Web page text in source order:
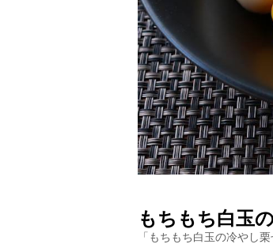
もちもち白玉
「もちもち白玉の冷やし